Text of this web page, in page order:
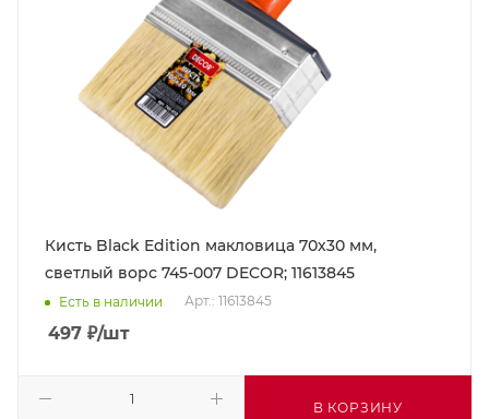
Кисть Black Edition макловица 70х30 мм,
светлый ворс 745-007 DECOR; 11613845
Есть в наличии Арт.: 11613845
497 ₽/шт
В КОРЗИНУ